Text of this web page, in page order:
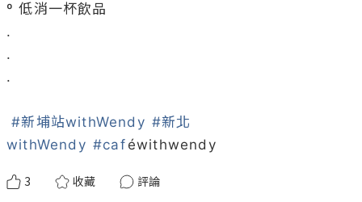
º 低消一杯飲品
.
.
.
#新埔站withWendy #新北
withWendy #caf éwithwendy
3 收藏
評論